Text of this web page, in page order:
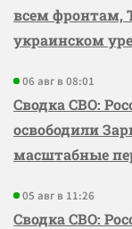
всем фронтам,
украинском
06 авг в 08:01
Сводка СВО:
освободили
масштабные
05 авг в 11:26
Сводка СВО: